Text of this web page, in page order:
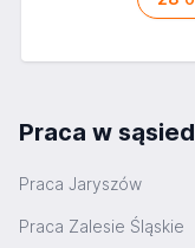
Praca w
Praca Jaryszów
Praca Zalesie Śląskie